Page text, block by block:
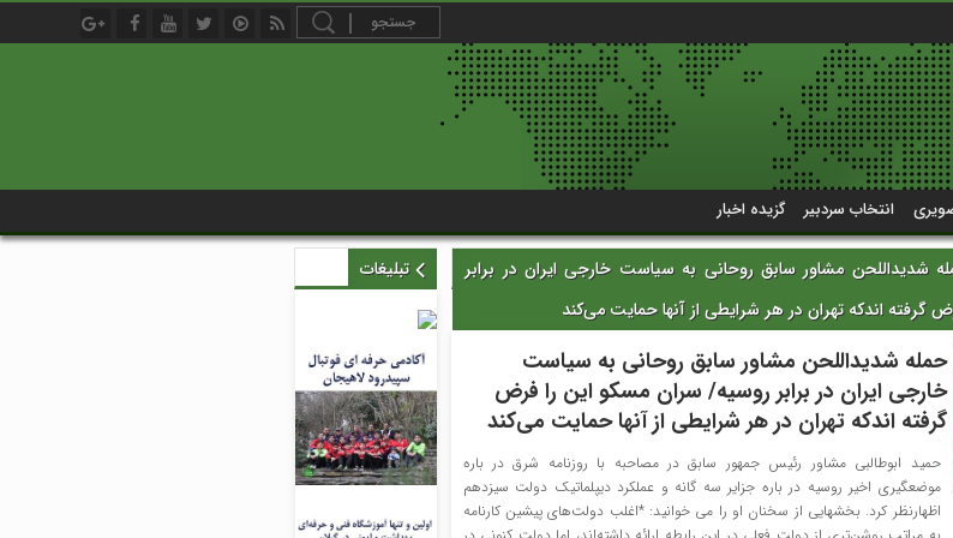
انتخاب سردبیر گزیده اخبار
مشاور سابق روحانی به سیاست خارجی ایران در برابر
گرفته اندکه تهران در هر شرایطی از آنها حمایت می‌کند
حمله شدیداللحن مشاور سابق روحانی به سیاست
خارجی ایران در برابر روسیه/ سران مسکو این را فرض
گرفته اندکه تهران در هر شرایطی از آنها حمایت می‌کند
حمید ابوطالبی مشاور رئیس جمهور سابق در مصاحبه با روزنامه شرق در باره
موضعگیری اخیر روسیه در باره جزایر سه گانه و عملکرد دیپلماتیک دولت سیزدهم
اظهارنظر کرد. بخشهایی از سخنان او را می خوانید: *اغلب دولت‌های پیشین کارنامه
تبلیغات